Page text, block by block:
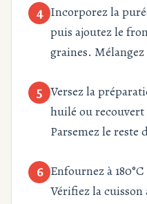
4 Incorporez la
puis ajoutez le
graines.
5 Versez la
huilé ou
Parsemez le reste
6 Enfournez à
Vérifiez la cuisson